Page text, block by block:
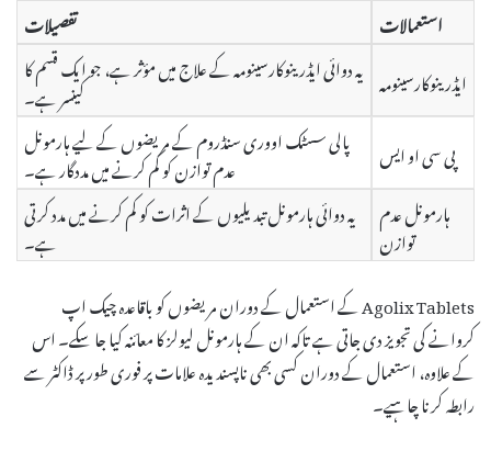
استعمالات
تفصیلات
ایڈرینوکارسینومہ یہ دوائی ایڈرینوکارسینومہ کے علاج میں مؤثر ہے، جو ایک قسم کا
کینسر ہے۔
پی سی او ایس
پالی سسٹک اووری سنڈروم کے مریضوں کے لیے ہارمونل
عدم توازن کو کم کرنے میں مددگار ہے۔
ہارمونل عدم
توازن
یہ دوائی ہارمونل تبدیلیوں کے اثرات کو کم کرنے میں مدد کرتی
ہے۔
Agolix Tablets کے استعمال کے دوران مریضوں کو باقاعدہ چیک اپ
کروانے کی تجویز دی جاتی ہے تاکہ ان کے ہارمونل لیولز کا معائنہ کیا جا سکے۔ اس
کے علاوہ، استعمال کے دوران کسی بھی ناپسندیدہ علامات پر فوری طور پر ڈاکٹر سے
رابطہ کرنا چاہیے۔